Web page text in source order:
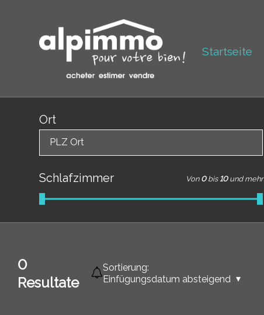
Startseite
Ort
PLZ Ort
Schlafzimmer Von 0 bis 10 und mehr
0
Resultate
Sortierung:
Einfügungsdatum absteigend